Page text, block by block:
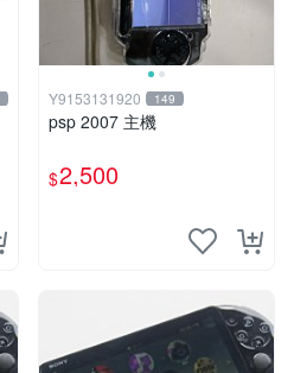
Y9153131920 149
psp 2007 主機
$2,500